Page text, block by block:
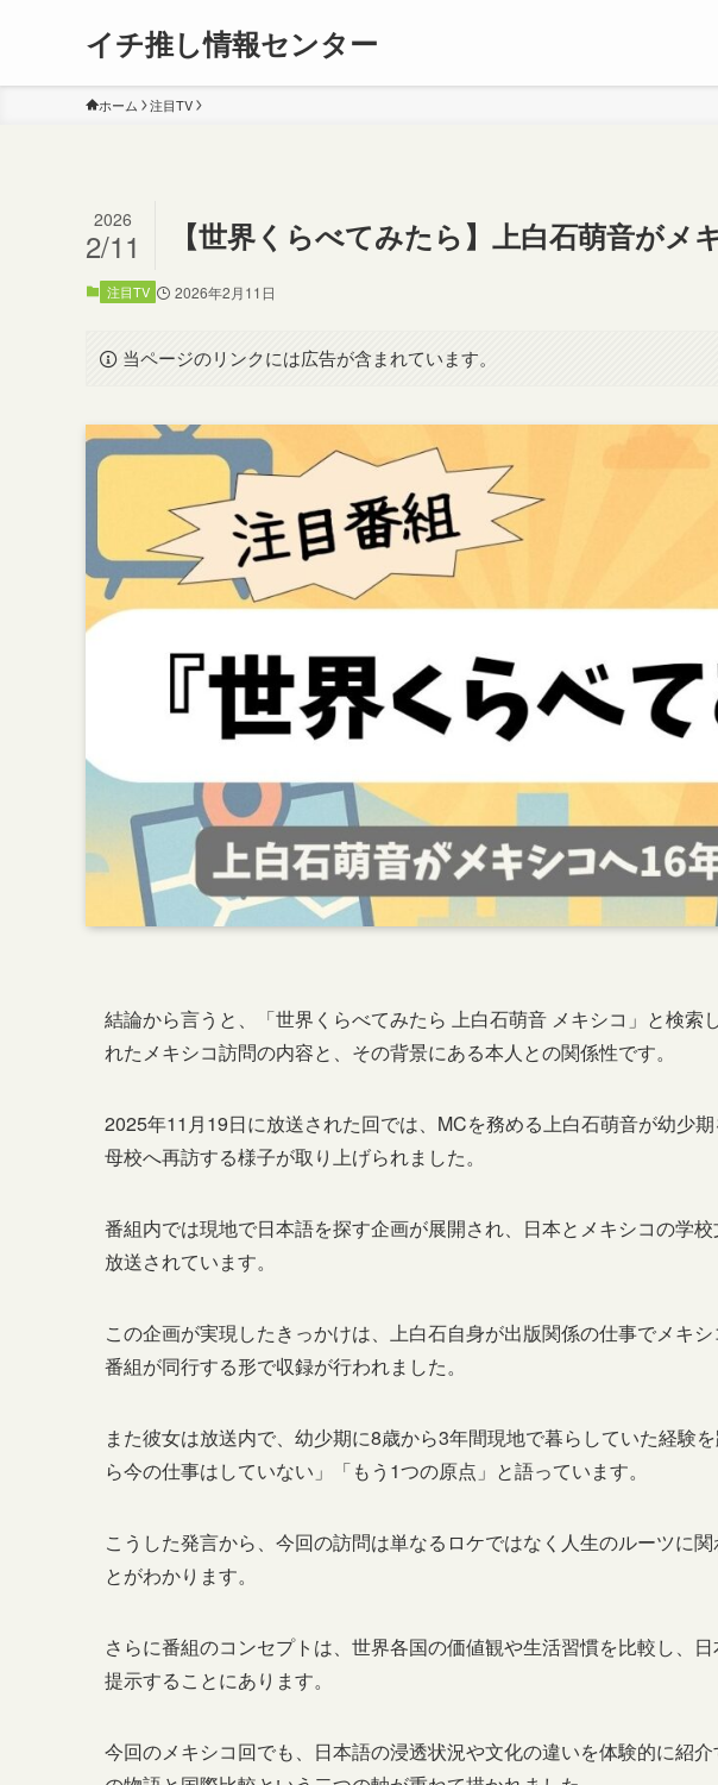
イチ推し情報センター
ホーム 注目TV
【世界くらべてみたら】上白石萌音がメ
2026
2/11
注目TV 2026年2月11日
当ページのリンクには広告が含まれています。
結論から言うと、「世界くらべてみたら 上白石萌音 メキシコ」と検索
れたメキシコ訪問の内容と、その背景にある本人との関係性です。
2025年11月19日に放送された回では、MCを務める上白石萌音が幼少
母校へ再訪する様子が取り上げられました。
番組内では現地で日本語を探す企画が展開され、日本とメキシコの学
放送されています。
この企画が実現したきっかけは、上白石自身が出版関係の仕事でメキ
番組が同行する形で収録が行われました。
また彼女は放送内で、幼少期に8歳から3年間現地で暮らしていた経験
ら今の仕事はしていない」「もう1つの原点」と語っています。
こうした発言から、今回の訪問は単なるロケではなく人生のルーツに
とがわかります。
さらに番組のコンセプトは、世界各国の価値観や生活習慣を比較し、
提示することにあります。
今回のメキシコ回でも、日本語の浸透状況や文化の違いを体験的に紹